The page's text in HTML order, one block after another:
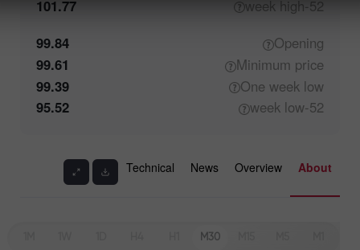
52-week
high
101.77
Opening
99.84
Minimum price
99.61
One week low
99.39
52-week
low
95.52
About
Overview
News
Technical
M30